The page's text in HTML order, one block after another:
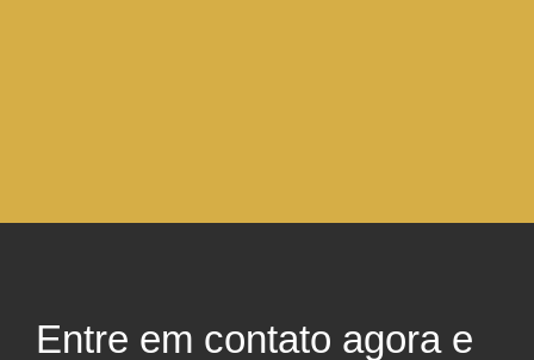
Entre em contato agora e